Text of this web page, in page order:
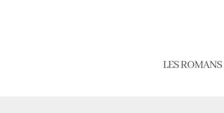
LES ROMANS